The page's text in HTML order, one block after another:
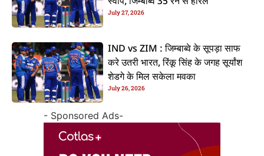
July 27, 2026
IND vs ZIM : जिम्बाब्वे के सूपड़ा साफ
करे उतरी भारत, रिंकू सिंह के जगह सूर्यांश
शेडगे के मिल सकेला मवका
July 26, 2026
- Sponsored Ads-